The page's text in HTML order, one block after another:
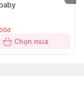
Chọn mua